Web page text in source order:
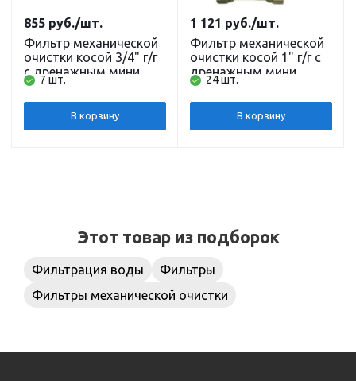
Фильтр механической
очистки косой 3/4" г/г
с дренажным мини
краном, латунь TIM
7 шт.
855 руб./шт.
В корзину
Фильтр механической
очистки косой 1" г/г с
дренажным мини
краном, латунь TIM
24 шт.
1 121 руб./шт.
В корзину
Этот товар из подборок
Фильтрация воды
Фильтры
Фильтры механической очистки